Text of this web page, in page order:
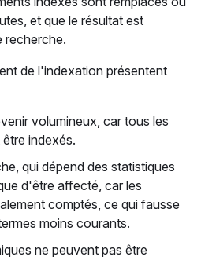
et que le résultat est
recherche.
de l'indexation présentent
volumineux, car tous les
indexés.
qui dépend des statistiques
d'être affecté, car les
comptés, ce qui fausse
moins courants.
ne peuvent pas être